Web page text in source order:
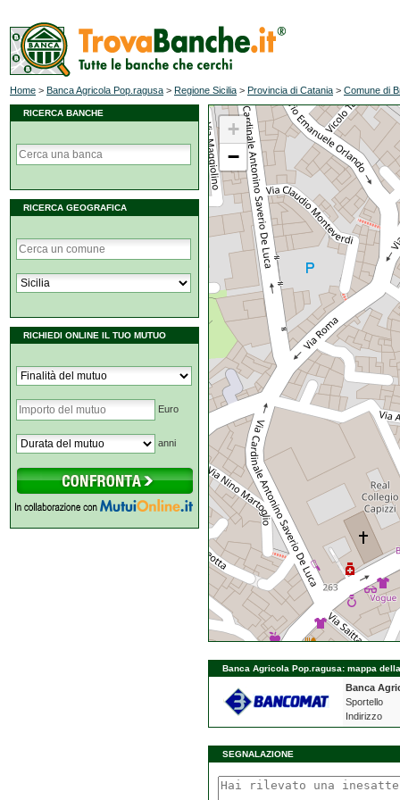
Home > Banca Agricola Pop.ragusa > Regione Sicilia > Provincia di Catania > Comune di
RICERCA BANCHE
RICERCA GEOGRAFICA
RICHIEDI ONLINE IL TUO MUTUO
Euro
anni
+
−
Banca Agricola Pop.ragusa: mappa
Banca
Sportello
Indirizzo
SEGNALAZIONE